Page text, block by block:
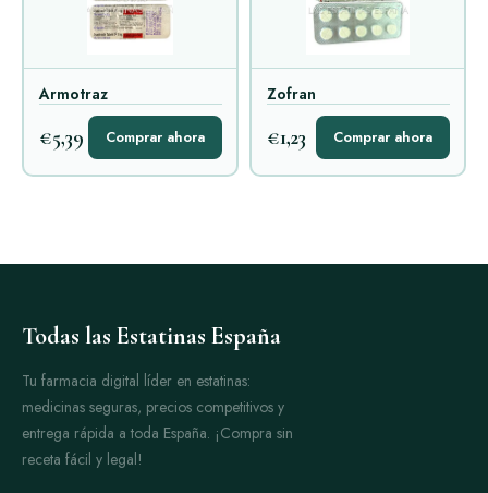
Armotraz
€5,39 Comprar ahora
Zofran
€1,23 Comprar ahora
Todas las Estatinas España
Tu farmacia digital líder en estatinas:
medicinas seguras, precios competitivos y
entrega rápida a toda España. ¡Compra sin
receta fácil y legal!